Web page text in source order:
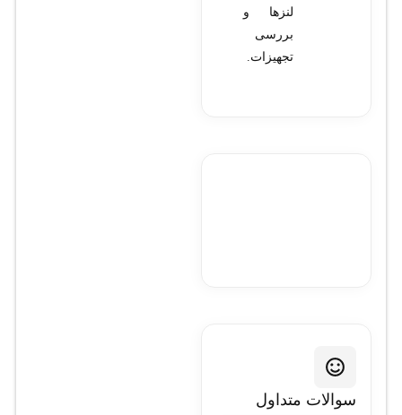
لنزها و
بررسی
تجهیزات.
سوالات متداول